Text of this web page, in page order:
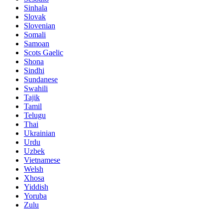
Sinhala
Slovak
Slovenian
Somali
Samoan
Scots Gaelic
Shona
Sindhi
Sundanese
Swahili
Tajik
Tamil
Telugu
Thai
Ukrainian
Urdu
Uzbek
Vietnamese
Welsh
Xhosa
Yiddish
Yoruba
Zulu